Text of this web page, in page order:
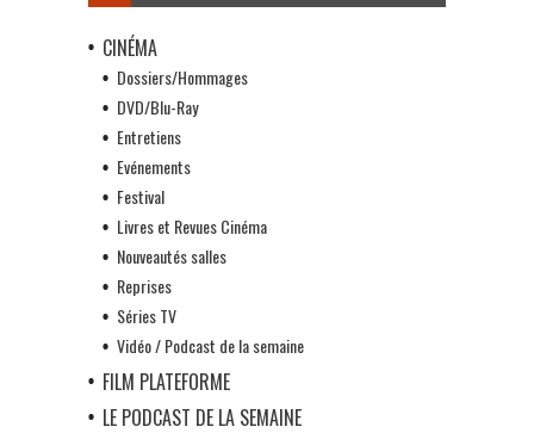
CINÉMA
Dossiers/Hommages
DVD/Blu-Ray
Entretiens
Evénements
Festival
Livres et Revues Cinéma
Nouveautés salles
Reprises
Séries TV
Vidéo / Podcast de la semaine
FILM PLATEFORME
LE PODCAST DE LA SEMAINE